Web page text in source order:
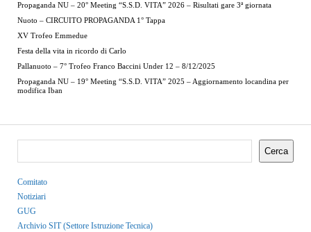
Propaganda NU – 20° Meeting “S.S.D. VITA” 2026 – Risultati gare 3ª giornata
Nuoto – CIRCUITO PROPAGANDA 1° Tappa
XV Trofeo Emmedue
Festa della vita in ricordo di Carlo
Pallanuoto – 7° Trofeo Franco Baccini Under 12 – 8/12/2025
Propaganda NU – 19° Meeting “S.S.D. VITA” 2025 – Aggiornamento locandina per
modifica Iban
Cerca
Comitato
Notiziari
GUG
Archivio SIT (Settore Istruzione Tecnica)